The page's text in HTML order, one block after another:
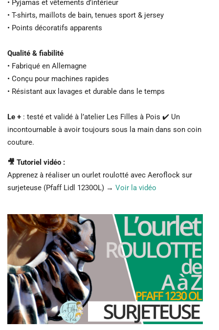
• Pyjamas et vêtements d’intérieur
• T-shirts, maillots de bain, tenues sport & jersey
• Points décoratifs apparents
Qualité & fiabilité
• Fabriqué en Allemagne
• Conçu pour machines rapides
• Résistant aux lavages et durable dans le temps
Le + : testé et validé à l’atelier Les Filles à Pois ✔️ Un
incontournable à avoir toujours sous la main dans son coin
couture.
🎥 Tutoriel vidéo :
Apprenez à réaliser un ourlet roulotté avec Aeroflock sur
surjeteuse (Pfaff Lidl 1230OL) → Voir la vidéo